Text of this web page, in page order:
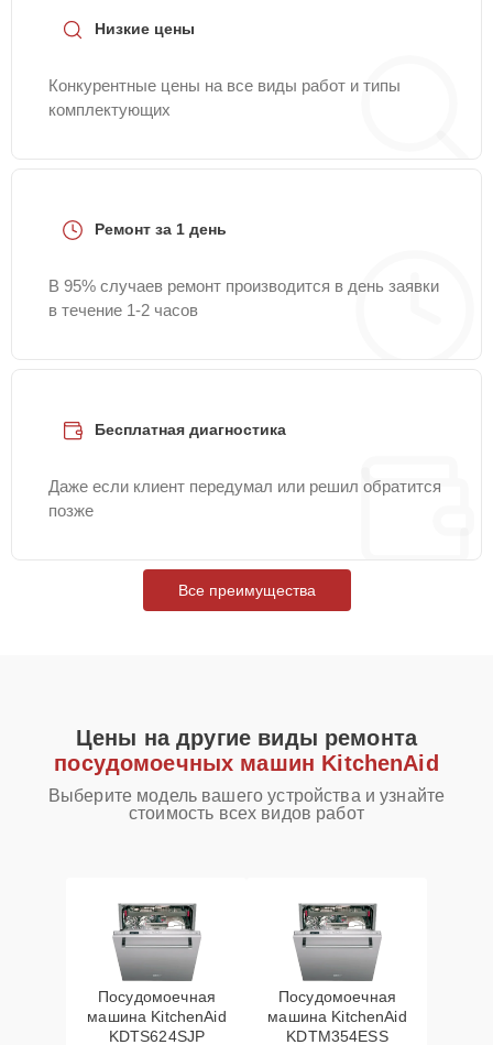
Низкие цены
Конкурентные цены на все виды работ и типы
комплектующих
Ремонт за 1 день
В 95% случаев ремонт производится в день заявки
в течение 1-2 часов
Бесплатная диагностика
Даже если клиент передумал или решил обратится
позже
Все преимущества
Цены на другие виды ремонта
посудомоечных машин KitchenAid
Выберите модель вашего устройства и узнайте
стоимость всех видов работ
Посудомоечная
машина KitchenAid
KDTS624SJP
Посудомоечная
машина KitchenAid
KDTM354ESS